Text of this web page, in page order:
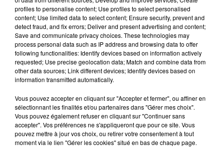
13 mai 2025 - 3 min 41 sec
L'INFO DU NORD DU LOT DU 13/05/25 À
18H00
Ecoutez sur Totem l'information à Tulle, Brive,
dans le Nord du Lot et le pays sarladais avec les
reportages de nos journalistes sur le terrain.
profiles to personalise content; Use profiles to select personalised
content; Use limited data to select content; Ensure security, prevent and
detect fraud, and fix errors; Deliver and present advertising and content;
Save and communicate privacy choices. These technologies may
process personal data such as IP address and browsing data to offer
following functionalities: Identify devices based on information actively
requested; Use precise geolocation data; Match and combine data from
other data sources; Link different devices; Identify devices based on
information transmitted automatically.
Vous pouvez accepter en cliquant sur "Accepter et fermer", ou affiner en
sélectionnant les finalités et/ou partenaires dans "Gérer mes choix".
Vous pouvez également refuser en cliquant sur "Continuer sans
accepter". Vos préférences ne s'appliqueront que pour ce site. Vous
pouvez mettre à jour vos choix, ou retirer votre consentement à tout
moment via le lien "Gérer les cookies" situé en bas de chaque page.